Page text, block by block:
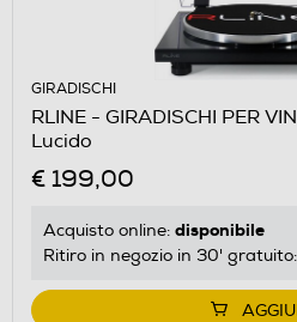
GIRADISCHI
RLINE - GIRADISCHI PER
Lucido
€ 199,00
Acquisto online: disponibile
Ritiro in negozio in 30' gratuito: